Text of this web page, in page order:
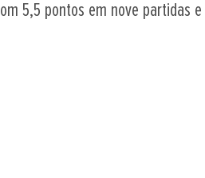
5,5 pontos em nove partidas